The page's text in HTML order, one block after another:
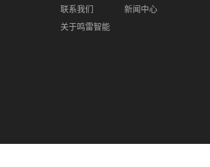
联系我们
新闻中心
关于鸣雷智能